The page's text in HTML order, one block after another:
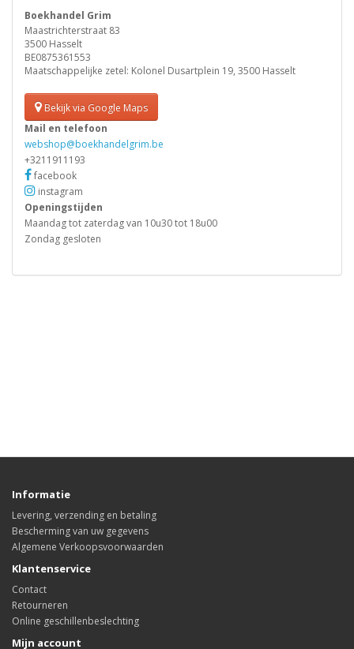
Boekhandel Grim
Maastrichterstraat 83
3500 Hasselt
BE0875361553
Maatschappelijke zetel: Kolonel Dusartplein 19, 3500 Hasselt
Bekijk via Google Maps
Mail en telefoon
webshop@boekhandelgrim.be
+3211911193
facebook
instagram
Openingstijden
Maandag tot zaterdag van 10u30 tot 18u00
Zondag gesloten
Informatie
Levering, verzending en betaling
Bescherming van uw gegevens
Algemene Verkoopsvoorwaarden
Klantenservice
Contact
Retourneren
Online geschillenbeslechting
Mijn account